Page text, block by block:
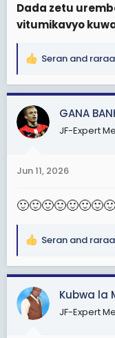
Dada zetu
vitumikavyo
R
a
c
t
i
s
Seran and
GANA
JF-Expert
Jun 11, 2026
🙂🙂🙂🙂🙂🙂🙂🙂
R
a
c
t
i
Seran and
Kubwa la
JF-Expert